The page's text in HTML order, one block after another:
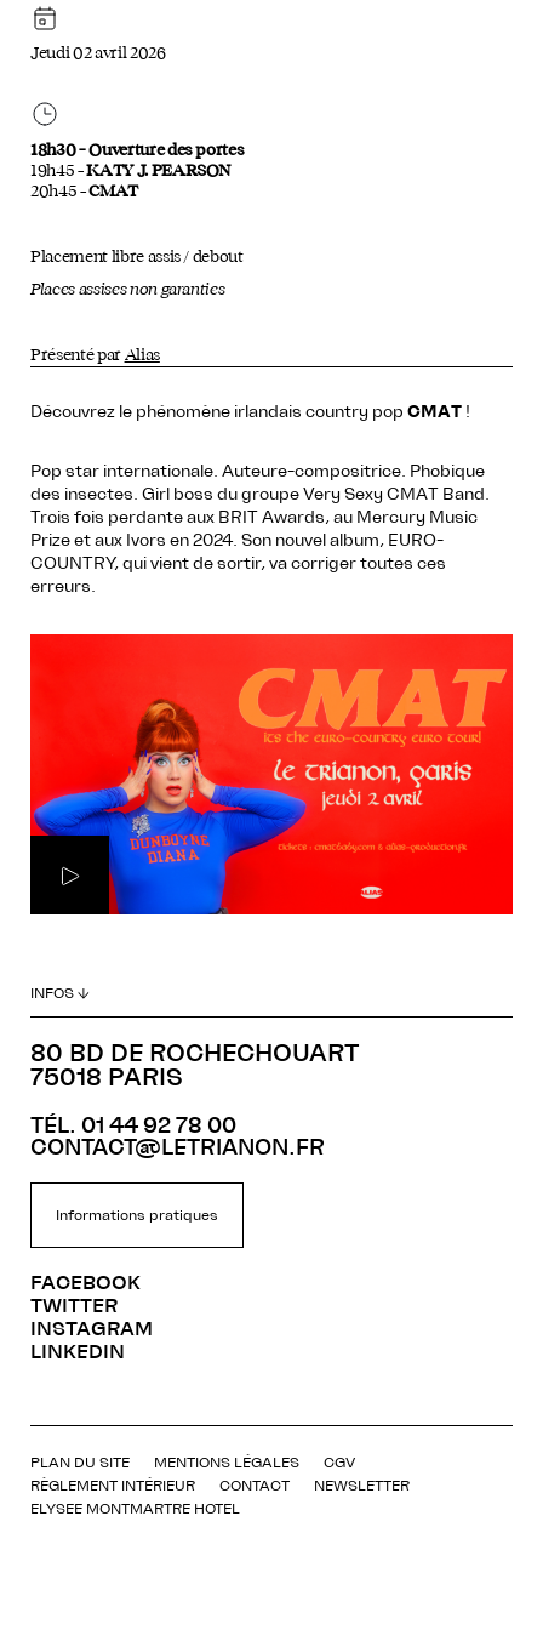
Découvrez le phénomène irlandais country pop CMAT !
Pop star internationale. Auteure-compositrice. Phobique
des insectes. Girl boss du groupe Very Sexy CMAT Band.
Trois fois perdante aux BRIT Awards, au Mercury Music
Prize et aux Ivors en 2024. Son nouvel album, EURO-
COUNTRY, qui vient de sortir, va corriger toutes ces
erreurs.
Jeudi 02 avril 2026
18h30 – Ouverture des portes
19h45 –KATY J. PEARSON
20h45 –CMAT
Placement libre assis / debout
Places assises non garanties
Présenté par Alias
INFOS ↓
80 BD DE ROCHECHOUART
75018 PARIS
TÉL. 01 44 92 78 00
CONTACT@LETRIANON.FR
Informations pratiques
FACEBOOK
TWITTER
INSTAGRAM
LINKEDIN
PLAN DU SITE MENTIONS LÉGALES
CGV
RÈGLEMENT INTÉRIEUR
CONTACT
NEWSLETTER
ELYSEE MONTMARTRE HOTEL